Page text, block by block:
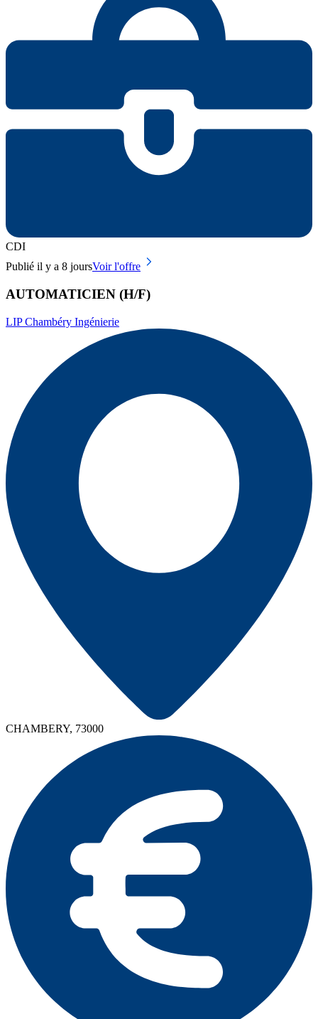
CDI
Publié il y a 8 joursVoir l'offre
AUTOMATICIEN (H/F)
LIP Chambéry Ingénierie
CHAMBERY, 73000